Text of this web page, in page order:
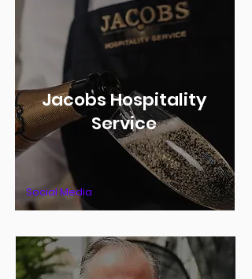
Jacobs Hospitality
Service
Social Media